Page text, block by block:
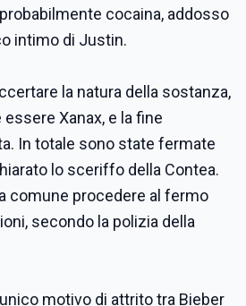
cocaina, addosso
intimo di Justin.
la natura della sostanza,
Xanax, e la fine
In totale sono state fermate
lo sceriffo della Contea.
comune procedere al fermo
secondo la polizia della
motivo di attrito tra Bieber